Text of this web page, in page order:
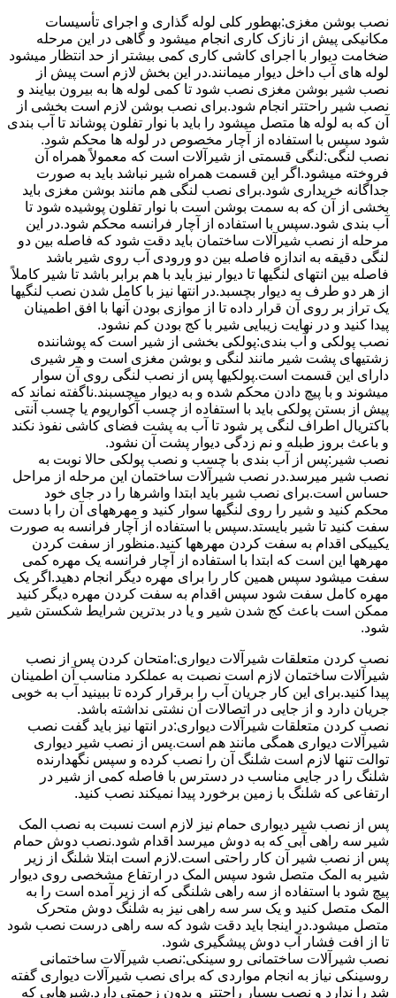
نصب بوشن مغزی:بهطور کلی لوله گذاری و اجرای تأسیسات
مکانیکی پیش از نازک کاری انجام میشود و گاهی در این مرحله
ضخامت دیوار با اجرای کاشی کاری کمی بیشتر از حد انتظار میشود
لوله های آب داخل دیوار میمانند.در این بخش لازم است پیش از
نصب شیر بوشن مغزی نصب شود تا کمی لوله ها به بیرون بیایند و
نصب شیر راحتتر انجام شود.برای نصب بوشن لازم است بخشی از
آن که به لوله ها متصل میشود را باید با نوار تفلون پوشاند تا آب بندی
شود سپس با استفاده از آچار مخصوص در لوله ها محکم شود.
نصب لنگی:لنگی قسمتی از شیرآلات است که معمولاً همراه آن
فروخته میشود.اگر این قسمت همراه شیر نباشد باید به صورت
جداگانه خریداری شود.برای نصب لنگی هم مانند بوشن مغزی باید
بخشی از آن که به سمت بوشن است با نوار تفلون پوشیده شود تا
آب بندی شود.سپس با استفاده از آچار فرانسه محکم شود.در این
مرحله از نصب شیرآلات ساختمان باید دقت شود که فاصله بین دو
لنگی دقیقه به اندازه فاصله بین دو ورودی آب روی شیر باشد
فاصله بین انتهای لنگیها تا دیوار نیز باید با هم برابر باشد تا شیر کاملاً
از هر دو طرف به دیوار بچسبد.در انتها نیز با کامل شدن نصب لنگیها
یک تراز بر روی آن قرار داده تا از موازی بودن آنها با افق اطمینان
پیدا کنید و در نهایت زیبایی شیر با کج بودن کم نشود.
نصب پولکی و آب بندی:پولکی بخشی از شیر است که پوشاننده
زشتیهای پشت شیر مانند لنگی و بوشن مغزی است و هر شیری
دارای این قسمت است.پولکیها پس از نصب لنگی روی آن سوار
میشوند و با پیچ دادن محکم شده و به دیوار میچسبند.ناگفته نماند که
پیش از بستن پولکی باید با استفاده از چسب آکواریوم یا چسب آنتی
باکتریال اطراف لنگی پر شود تا آب به پشت فضای کاشی نفوذ نکند
و باعث بروز طبله و نم زدگی دیوار پشت آن نشود.
نصب شیر:پس از آب بندی با چسب و نصب پولکی حالا نوبت به
نصب شیر میرسد.در نصب شیرآلات ساختمان این مرحله از مراحل
حساس است.برای نصب شیر باید ابتدا واشرها را در جای خود
محکم کنید و شیر را روی لنگیها سوار کنید و مهرههای آن را با دست
سفت کنید تا شیر بایستد.سپس با استفاده از آچار فرانسه به صورت
یکییکی اقدام به سفت کردن مهرهها کنید.منظور از سفت کردن
مهرهها این است که ابتدا با استفاده از آچار فرانسه یک مهره کمی
سفت میشود سپس همین کار را برای مهره دیگر انجام دهید.اگر یک
مهره کامل سفت شود سپس اقدام به سفت کردن مهره دیگر کنید
ممکن است باعث کج شدن شیر و یا در بدترین شرایط شکستن شیر
شود.
نصب کردن متعلقات شیرآلات دیواری:امتحان کردن پس از نصب
شیرآلات ساختمان لازم است نصبت به عملکرد مناسب آن اطمینان
پیدا کنید.برای این کار جریان آب را برقرار کرده تا ببینید آب به خوبی
جریان دارد و از جایی در اتصالات آن نشتی نداشته باشد.
نصب کردن متعلقات شیرآلات دیواری:در انتها نیز باید گفت نصب
شیرآلات دیواری همگی مانند هم است.پس از نصب شیر دیواری
توالت تنها لازم است شلنگ آن را نصب کرده و سپس نگهدارنده
شلنگ را در جایی مناسب در دسترس با فاصله کمی از شیر در
ارتفاعی که شلنگ با زمین برخورد پیدا نمیکند نصب کنید.
پس از نصب شیر دیواری حمام نیز لازم است نسبت به نصب المک
شیر سه راهی آبی که به دوش میرسد اقدام شود.نصب دوش حمام
پس از نصب شیر آن کار راحتی است.لازم است ابتلا شلنگ از زیر
شیر به المک متصل شود سپس المک در ارتفاع مشخصی روی دیوار
پیچ شود با استفاده از سه راهی شلنگی که از زیر آمده است را به
المک متصل کنید و یک سر سه راهی نیز به شلنگ دوش متحرک
متصل میشود.در اینجا باید دقت شود که سه راهی درست نصب شود
تا از افت فشار آب دوش پیشگیری شود.
نصب شیرآلات ساختمانی رو سینکی:نصب شیرآلات ساختمانی
روسینکی نیاز به انجام مواردی که برای نصب شیرآلات دیواری گفته
شد را ندارد و نصب بسیار راحتتر و بدون زحمتی دارد.شیرهایی که